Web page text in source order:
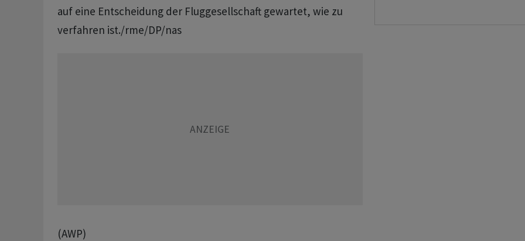
auf eine Entscheidung der Fluggesellschaft gewartet, wie zu
verfahren ist./rme/DP/nas
(AWP)